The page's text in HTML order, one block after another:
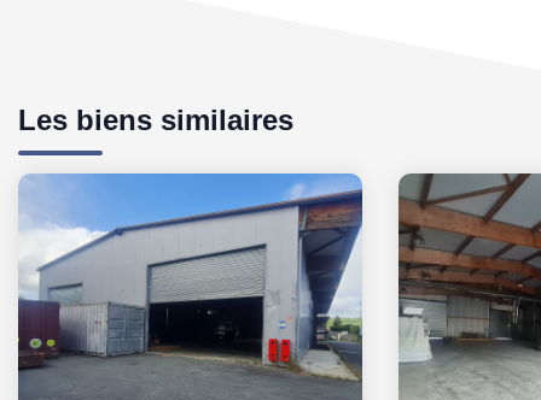
Les biens similaires